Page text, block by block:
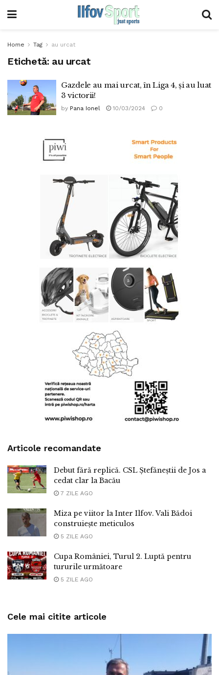
Home Tag au urcat
Etichetă: au urcat
Gazdele au mai urcat, în Liga 4, și au luat
3 victorii!
by Pana Ionel 10/03/2024 0
Articole recomandate
Debut fără replică. CSL Ștefăneștii de Jos a
cedat clar la Bacău
7 ZILE AGO
Miza pe viitor la Inter Ilfov. Vali Bădoi
construiește meticulos
5 ZILE AGO
Cupa României, Turul 2. Luptă pentru
tururile următoare
5 ZILE AGO
Cele mai citite articole